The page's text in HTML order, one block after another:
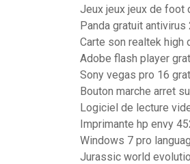
Jeux jeux jeux de foot
Panda gratuit
Carte son realtek high
Adobe flash player
Sony vegas pro 16
Bouton marche arret
Logiciel de lecture
Imprimante hp envy
Windows 7 pro
Jurassic world